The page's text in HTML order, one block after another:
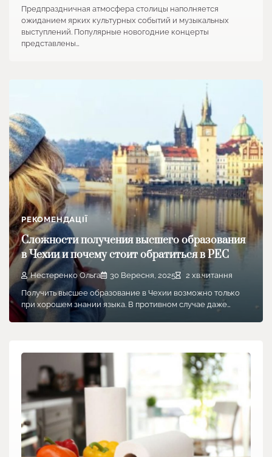
Предпраздничная атмосфера столицы наполняется
ожиданием ярких культурных событий и музыкальных
выступлений. Популярные новогодние концерты
представлены…
РЕКОМЕНДАЦІЇ
Сложности получения высшего образования
в Чехии и почему стоит обратиться в PEC
Нестеренко Ольга 30 Вересня, 2025
2 хв.читання
Получить высшее образование в Чехии возможно только
при хорошем знании языка. В противном случае даже…